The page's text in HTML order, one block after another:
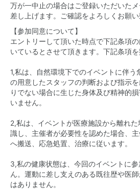
万が一中止の場合はご登録いただいた
差し上げます。ご確認をよろしくお願い
【参加同意について】
エントリーして頂いた時点で下記条項
いているとさせて頂きます。下記条項を
1,私は、自然環境下でのイベントに伴
の用意したスタッフの判断および指示
りでない場合に生じた身体及び精神的
いません。
2,私は、イベントが医療施設から離れ
識し、主催者が必要性を認めた場合、
へ搬送、応急処置、治療に従います。
3,私の健康状態は、今回のイベントに
ん。運動に差し支えのある既往歴や医
はありません。